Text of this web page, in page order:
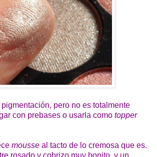
pero no es totalmente
con prebases o usarla como topper
mousse al tacto de lo cremosa que es.
rosado y cobrizo muy bonito, y un